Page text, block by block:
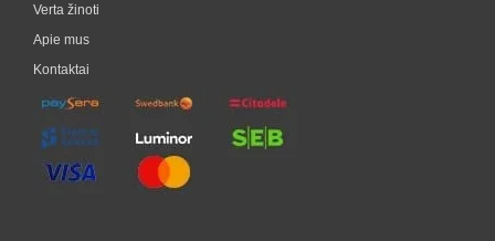
Verta žinoti
Apie mus
Kontaktai